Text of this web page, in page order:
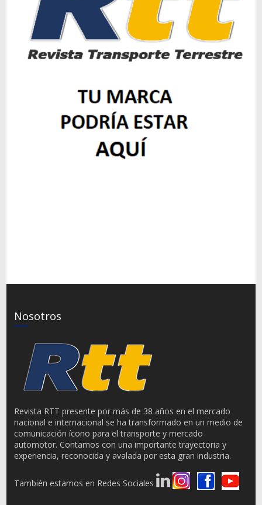
Nosotros
Revista RTT presente por más de 38 años en el mercado
nacional e internacional se ha transformado en un medio de
comunicación ícono para el transporte y mercado
automotor. Contamos con una importante trayectoria y
experiencia, reconocida y avalada por esta gran industria.
También estamos en Redes Sociales